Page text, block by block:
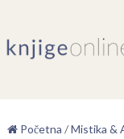
Početna /Mistika &